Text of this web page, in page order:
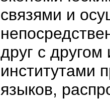
связями и
друг с
институтами
языков,